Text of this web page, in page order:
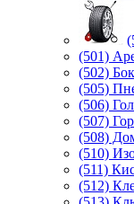
(501)
(502)
(505)
(506)
(507)
(508)
(510)
(511)
(512)